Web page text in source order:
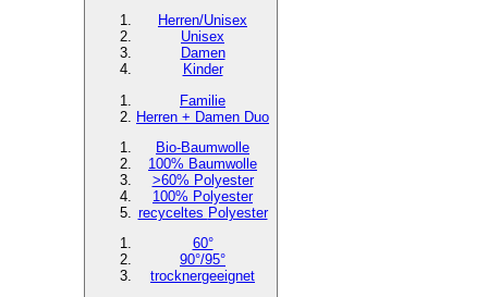
Herren/Unisex
Unisex
Damen
Kinder
Familie
Herren + Damen Duo
Bio-Baumwolle
100% Baumwolle
>60% Polyester
100% Polyester
recyceltes Polyester
60°
90°/95°
trocknergeeignet